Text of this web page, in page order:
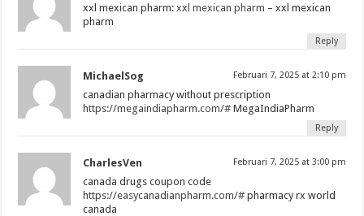
xxl mexican pharm:xxl mexican pharm – xxl mexican
pharm
Reply
MichaelSog Februari 7, 2025 at 2:10 pm
canadian pharmacy without prescription
https://megaindiapharm.com/# MegaIndiaPharm
Reply
CharlesVen Februari 7, 2025 at 3:00 pm
canada drugs coupon code
https://easycanadianpharm.com/# pharmacy rx world
canada